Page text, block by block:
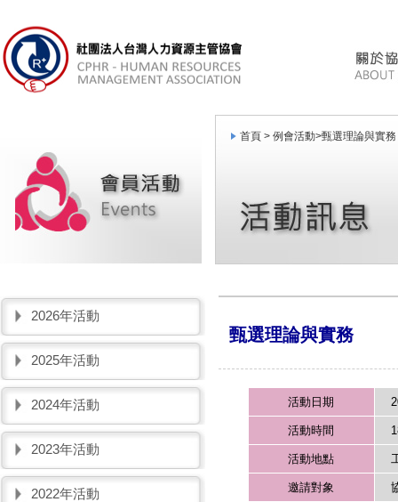
首頁 > 例會活動>甄選理論與實務
2026年活動
2025年活動
2024年活動
2023年活動
2022年活動
甄選理論與實務
活動日期
活動時間
活動地點
邀請對象